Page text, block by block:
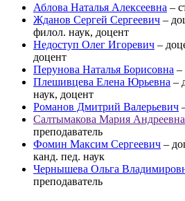
Аблова Наталья Алексеевна –
Жданов Сергей Сергеевич –
филол. наук, доцент
Недоступ Олег Игоревич –
доцент
Перунова Наталья Борисовна –
Плешивцева Елена Юрьевна –
наук, доцент
Романов Дмитрий Валерьевич
Салтымакова Мария Андреевна
преподаватель
Фомин Максим Сергеевич –
канд. пед. наук
Чернышева Ольга
преподаватель